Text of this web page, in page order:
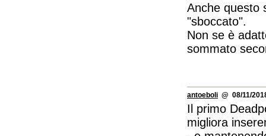
Anche questo
"sboccato".
Non se è
sommato
antoeboli @ 08/11/
Il primo
migliora